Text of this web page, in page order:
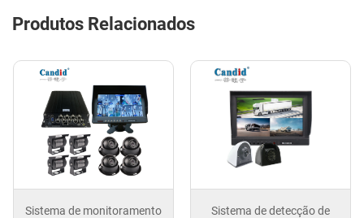
Produtos Relacionados
Sistema de detecção de
Exposição de veículos